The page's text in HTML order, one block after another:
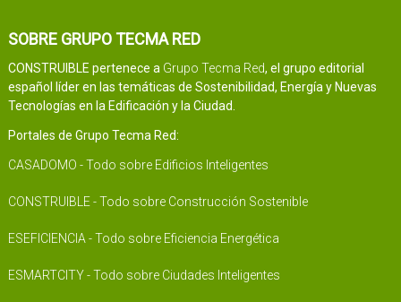
SOBRE GRUPO TECMA RED
CONSTRUIBLE pertenece a Grupo Tecma Red, el grupo editorial
español líder en las temáticas de Sostenibilidad, Energía y Nuevas
Tecnologías en la Edificación y la Ciudad.
Portales de Grupo Tecma Red:
CASADOMO - Todo sobre Edificios Inteligentes
CONSTRUIBLE - Todo sobre Construcción Sostenible
ESEFICIENCIA - Todo sobre Eficiencia Energética
ESMARTCITY - Todo sobre Ciudades Inteligentes